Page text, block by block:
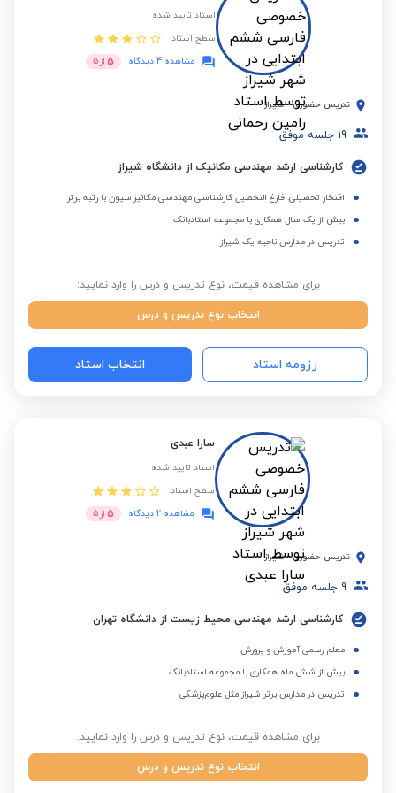
استاد تایید شده
سطح استاد:
مشاهده 4 دیدگاه
5 از 5
تدریس حضوری - شیراز
19 جلسه موفق
کارشناسی ارشد مهندسی مکانیک از دانشگاه شیراز
افتخار تحصیلی: فارغ التحصیل کارشناسی مهندسی مکانیزاسیون با رتبه برتر
بیش از یک سال همکاری با مجموعه استادبانک
تدریس در مدارس ناحیه یک شیراز
برای مشاهده قیمت، نوع تدریس و درس را وارد نمایید:
انتخاب نوع تدریس و درس
رزومه استاد انتخاب استاد
سارا عبدی
استاد تایید شده
سطح استاد:
مشاهده 2 دیدگاه
5 از 5
تدریس حضوری - شیراز
9 جلسه موفق
کارشناسی ارشد مهندسی محیط زیست از دانشگاه تهران
معلم رسمی آموزش و پرورش
بیش از شش ماه همکاری با مجموعه استادبانک
تدریس در مدارس برتر شیراز مثل علوم‌پزشکی
برای مشاهده قیمت، نوع تدریس و درس را وارد نمایید:
انتخاب نوع تدریس و درس